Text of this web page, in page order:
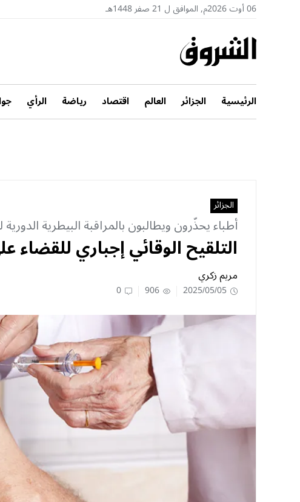
06 أوت 2026م, الموافق ل 21 صفر 1448هـ
الرئيسية الجزائر العالم اقتصاد رياضة الرأي
الجزائر
أطباء يحذّرون ويطالبون بالمراقبة البيطرية
التلقيح الوقائي إجباري للقضاء
مريم زكري
2025/05/05
906
0